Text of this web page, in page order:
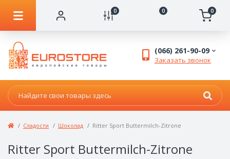
0 0 0
(066) 261-90-09
Заказать звонок
Сладости Шоколад Ritter Sport Buttermilch-Zitrone
Ritter Sport Buttermilch-Zitrone